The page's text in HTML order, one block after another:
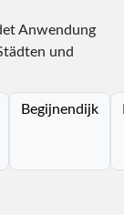
Anwendung
und
Begijnendijk